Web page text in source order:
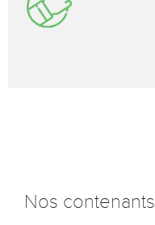
Nos contenants